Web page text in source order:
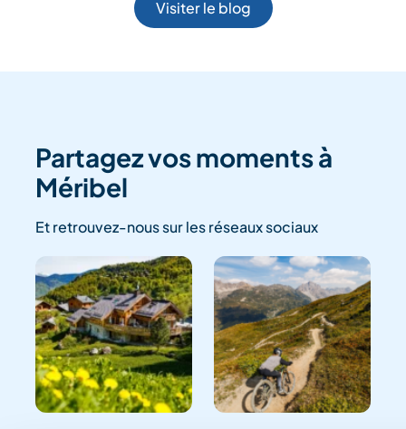
Visiter le blog
Partagez vos moments à
Méribel
Et retrouvez-nous sur les réseaux sociaux